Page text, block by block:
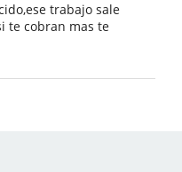
trabajo sale
te cobran mas te